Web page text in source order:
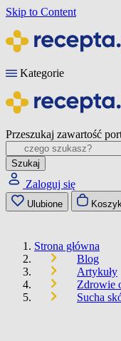
Skip to Content
Kategorie
Przeszukaj zawartość
Szukaj
Zaloguj się
Ulubione
Strona główna
Blog
Artykuły
Zdrowie
Sucha